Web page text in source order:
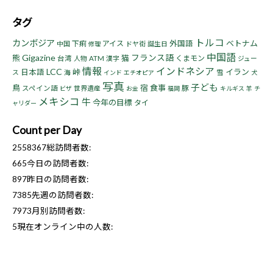
タグ
カンボジア 中国 下痢 修理 アイス ドヤ街 誕生日 外国語 トルコ ベトナム
熊Gigazine 台湾 人物 ATM 漢字 猫 フランス語 くまモン 中国語 ジュー
ス 日本語 LCC 海 峠情報 インド エチオピア インドネシア 雪 イラン 犬
鳥 スペイン語 ビザ 世界遺産 写真 お金 宿 食事 福岡 豚 子ども キルギス 羊 チ
ャリダー メキシコ 牛今年の目標 タイ
Count per Day
2558367総訪問者数:
665今日の訪問者数:
897昨日の訪問者数:
7385先週の訪問者数:
7973月別訪問者数:
5現在オンライン中の人数: